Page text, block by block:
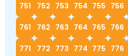
751 752 753 754 755 756
761 762 763 764 765 766
771 772 773 774 775 776